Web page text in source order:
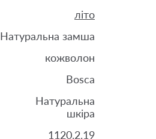
літо
Натуральна замша
кожволон
Bosca
Натуральна
шкіра
1120.2.19